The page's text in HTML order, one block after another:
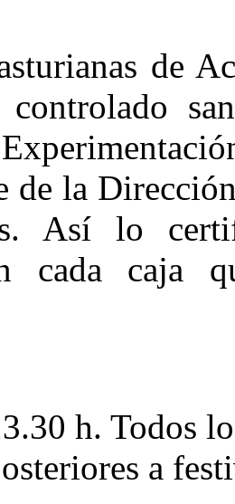
de
controlado
de la
Así lo
cada caja
h. Todos
a